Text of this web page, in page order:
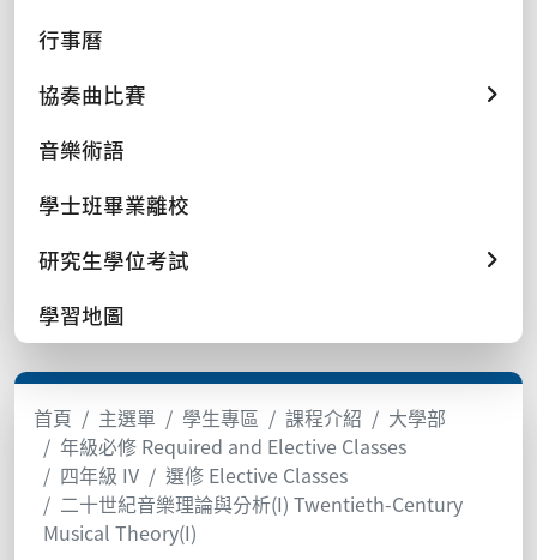
行事曆
協奏曲比賽
音樂術語
學士班畢業離校
研究生學位考試
學習地圖
首頁 主選單 學生專區 課程介紹
大學部
年級必修 Required and Elective Classes
四年級 IV
選修 Elective Classes
二十世紀音樂理論與分析(I) Twentieth-Century
Musical Theory(I)